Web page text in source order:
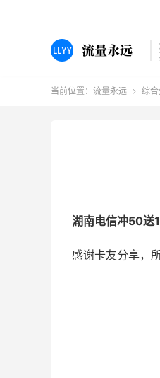
当前位置： 流量永远  综
湖南电信冲50送
感谢卡友分享，